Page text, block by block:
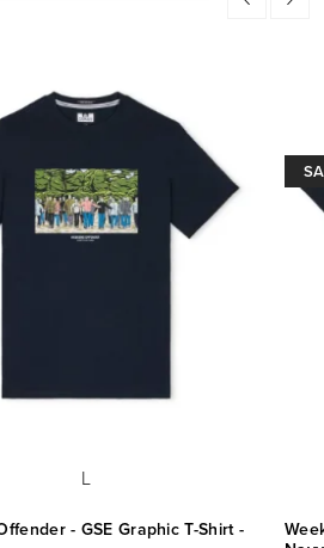
L
- GSE Graphic T-Shirt -